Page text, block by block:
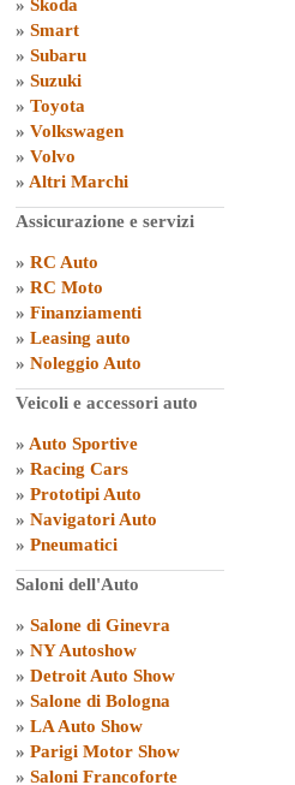
» Skoda
» Smart
» Subaru
» Suzuki
» Toyota
» Volkswagen
» Volvo
» Altri Marchi
Assicurazione e servizi
» RC Auto
» RC Moto
» Finanziamenti
» Leasing auto
» Noleggio Auto
Veicoli e accessori auto
» Auto Sportive
» Racing Cars
» Prototipi Auto
» Navigatori Auto
» Pneumatici
Saloni dell'Auto
» Salone di Ginevra
» NY Autoshow
» Detroit Auto Show
» Salone di Bologna
» LA Auto Show
» Parigi Motor Show
» Saloni Francoforte